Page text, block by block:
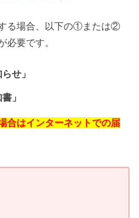
る場合、以下の①または②
必要です。
せ」
」
合はインターネットでの届